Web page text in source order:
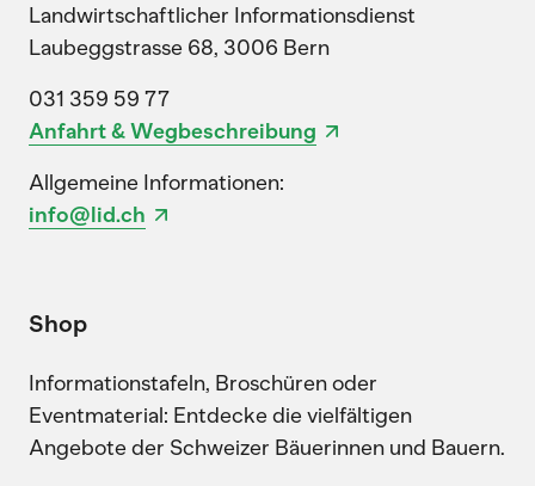
Landwirtschaftlicher Informationsdienst
Laubeggstrasse 68, 3006 Bern
031 359 59 77
Anfahrt & Wegbeschreibung
Allgemeine Informationen:
info@lid.ch
Shop
Informationstafeln, Broschüren oder
Eventmaterial: Entdecke die vielfältigen
Angebote der Schweizer Bäuerinnen und Bauern.